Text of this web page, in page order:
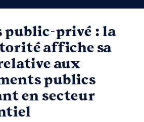
privé : la
affiche sa
aux
publics
en secteur